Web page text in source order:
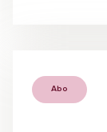
Abo